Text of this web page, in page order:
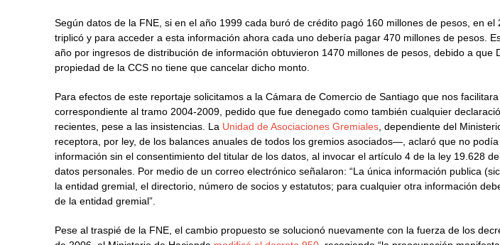
Según datos de la FNE, si en el año 1999 cada buró de crédito pagó 160 millones de pesos, en el
triplicó y para acceder a esta información ahora cada uno debería pagar 470 millones de pesos.
año por ingresos de distribución de información obtuvieron 1470 millones de pesos, debido a que
propiedad de la CCS no tiene que cancelar dicho monto.
Para efectos de este reportaje solicitamos a la Cámara de Comercio de Santiago que nos
correspondiente al tramo 2004-2009, pedido que fue denegado como también cualquier
recientes, pese a las insistencias. La Unidad de Asociaciones Gremiales , dependiente del
receptora, por ley, de los balances anuales de todos los gremios asociados—, aclaró que no
información sin el consentimiento del titular de los datos, al invocar el artículo 4 de la ley 19.628
datos personales. Por medio de un correo electrónico señalaron: “La única información publica
la entidad gremial, el directorio, número de socios y estatutos; para cualquier otra información
de la entidad gremial”.
Pese al traspié de la FNE, el cambio propuesto se solucionó nuevamente con la fuerza de los